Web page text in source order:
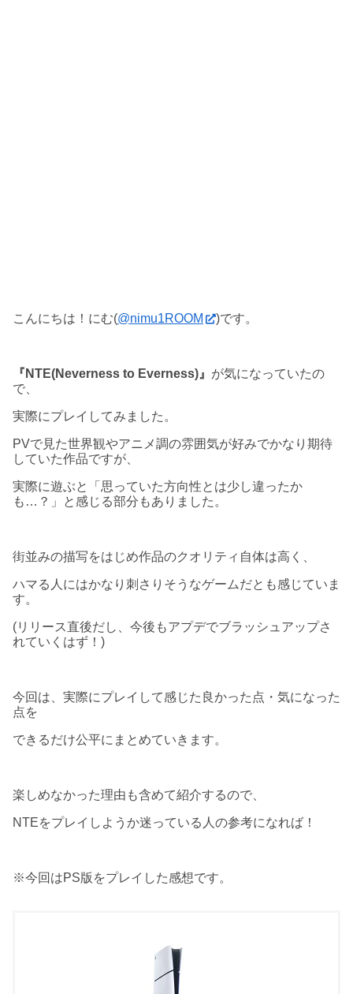
こんにちは！にむ(@nimu1ROOM )です。
『NTE(Neverness to Everness)』 が気になっていたの
で、
実際にプレイしてみました。
PVで見た世界観やアニメ調の雰囲気が好みでかなり期待
していた作品ですが、
実際に遊ぶと「思っていた方向性とは少し違ったか
も…？」と感じる部分もありました。
街並みの描写をはじめ作品のクオリティ自体は高く、
ハマる人にはかなり刺さりそうなゲームだとも感じていま
す。
(リリース直後だし、今後もアプデでブラッシュアップさ
れていくはず！)
今回は、実際にプレイして感じた良かった点・気になった
点を
できるだけ公平にまとめていきます。
楽しめなかった理由も含めて紹介するので、
NTEをプレイしようか迷っている人の参考になれば！
※今回はPS版をプレイした感想です。